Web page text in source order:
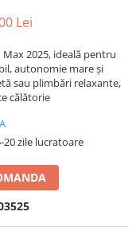
Lei
2025, ideală pentru
autonomie mare și
sau plimbări relaxante,
călătorie
zile lucratoare